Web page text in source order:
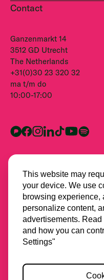
Contact
Ganzenmarkt 14
3512 GD Utrecht
The Netherlands
+31(0)30 23 320 32
ma t/m do
10:00-17:00
Alle partners
This website may
your device. We use
browsing experience,
personalize content,
advertisements.
and how you can
Settings"